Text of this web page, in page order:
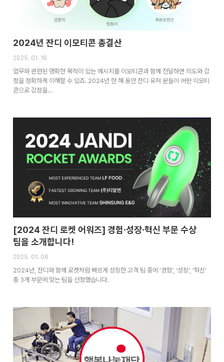
2024년 잔디 이모티콘 총결산
2025. 01. 16
업무와 관련된 명확한 목적이 있는 메시지를 이모티콘과 함께 전달하면 의도와 감
정을 정확하게 이해할 수 있죠. 2024년 한 해 동안 잔디 유저 분들이 어떤 이모티
콘으로 감정을…
[2024 잔디 로켓 어워즈] 경험∙성장∙혁신 부문 수상
팀을 소개합니다!
2025. 01. 06
2024년, 잔디와 함께 로켓처럼 빠르게 성장한 고객 팀 중에 '경험’, ‘성장’, ‘혁신’
총 3개 부문에 맞는 팀을 선정했습니다.